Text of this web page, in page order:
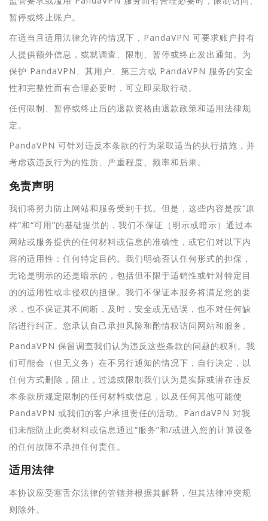
暂停或终止账户。
在适当且适用法律允许的情况下，PandaVPN 可要求账户持有
人提供额外信息，或就调查、限制、暂停或终止发出通知。为
保护 PandaVPN、其用户、第三方或 PandaVPN 服务的安全
性和完整性而有合理必要时，可立即采取行动。
任何限制、暂停或终止后的退款资格由退款政策和适用法律规
定。
PandaVPN 可针对违反本条款的行为采取适当的执行措施，并
考虑该违反行为的性质、严重程度、频率和后果。
免责声明
我们将努力防止网站和服务受到干扰。但是，这些内容是按“原
样”和“可用”的基础提供的，我们不保证（明示或暗示）通过本
网站或服务提供的任何材料或信息的准确性，或它们对以下内
容的适用性：任何特定目的。我们明确否认任何形式的担保，
无论是明示的还是暗示的，包括但不限于适销性或针对特定目
的的适用性或非侵权的担保。我们不保证本服务将满足您的要
求，也不保证其不间断，及时，安全或无错误，也不对任何缺
陷进行纠正。您承认自己承担风险和酌情权访问网站和服务。
PandaVPN 保留调查我们认为违反这些条款的问题的权利。我
们可能会（但无义务）在不另行通知的情况下，自行决定，以
任何方式删除，阻止，过滤或限制我们认为是实际或潜在违反
本条款所规定限制的任何材料或信息，以及任何其他可能使
PandaVPN 或我们的客户承担责任的活动。PandaVPN 对我
们未能防止此类材料或信息通过“服务”和/或进入您的计算设备
的任何故障不承担任何责任。
适用法律
本协议应受塞舌尔法律的管辖并根据其解释，但其法律冲突规
则除外。